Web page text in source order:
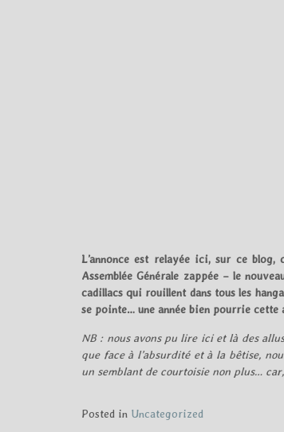
L’annonce est relayée ici, sur ce
Assemblée Générale zappée – le
cadillacs qui rouillent dans tous les
se pointe… une année bien pourrie cette
NB : nous avons pu lire ici et là des
que face à l’absurdité et à la bêtise,
un semblant de courtoisie non plus…
Posted in Uncategorized